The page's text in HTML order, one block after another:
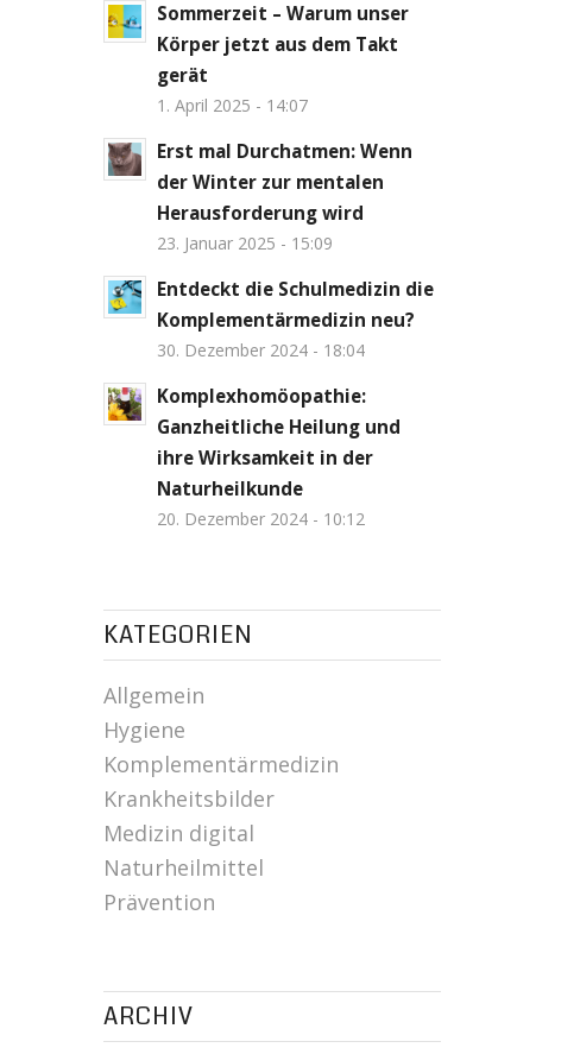
Sommerzeit – Warum unser
Körper jetzt aus dem Takt
gerät
1. April 2025 - 14:07
Erst mal Durchatmen: Wenn
der Winter zur mentalen
Herausforderung wird
23. Januar 2025 - 15:09
Entdeckt die Schulmedizin die
Komplementärmedizin neu?
30. Dezember 2024 - 18:04
Komplexhomöopathie:
Ganzheitliche Heilung und
ihre Wirksamkeit in der
Naturheilkunde
20. Dezember 2024 - 10:12
KATEGORIEN
Allgemein
Hygiene
Komplementärmedizin
Krankheitsbilder
Medizin digital
Naturheilmittel
Prävention
ARCHIV